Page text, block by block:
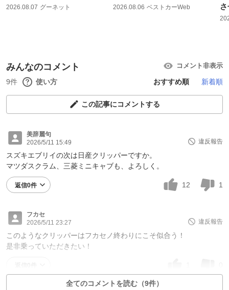
2026.08.07 グーネット 2026.08.06 ベストカーWeb
みんなのコメント コメント非表示
9件 使い方 おすすめ順 新着順
この記事にコメントする
美辞麗句
2026/5/11 15:49
違反報告
スズキエブリイの次は日産クリッパーですか。
マツダスクラム、三菱ミニキャブも、よろしく。
返信0件 12 1
フカセ
2026/5/11 23:27
違反報告
このようなクリッパーはフカセノ終わりにこそ似合う！
是非乗っていただきたい！
全てのコメントを読む（9件）